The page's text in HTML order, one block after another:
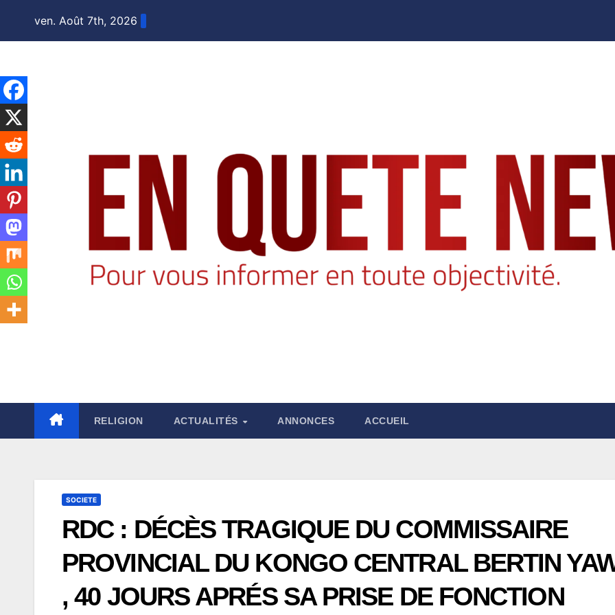
ven. Août 7th, 2026
RELIGION ACTUALITÉS ANNONCES ACCUEIL
SOCIETE
RDC : DÉCÈS TRAGIQUE DU COMMISSAIRE
PROVINCIAL DU KONGO CENTRAL BERTIN
, 40 JOURS APRÉS SA PRISE DE FONCTION